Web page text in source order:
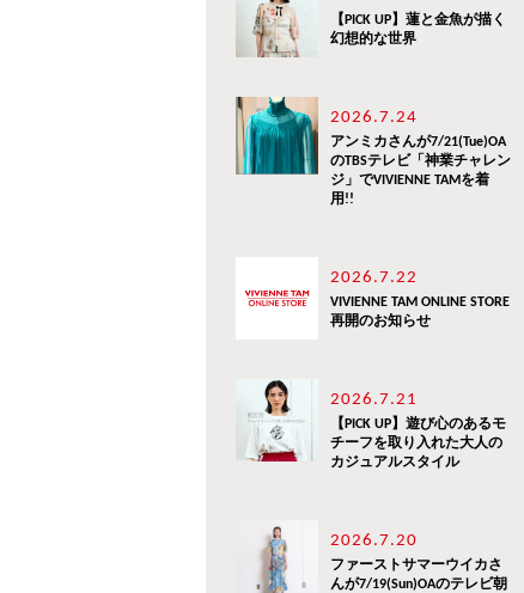
【PICK UP】蓮と金魚が描く
幻想的な世界
2026.7.24
アンミカさんが7/21(Tue)OA
のTBSテレビ「神業チャレン
ジ」でVIVIENNE TAMを着
用!!
2026.7.22
VIVIENNE TAM ONLINE STORE
再開のお知らせ
2026.7.21
【PICK UP】遊び心のあるモ
チーフを取り入れた大人の
カジュアルスタイル
2026.7.20
ファーストサマーウイカさ
んが7/19(Sun)OAのテレビ朝